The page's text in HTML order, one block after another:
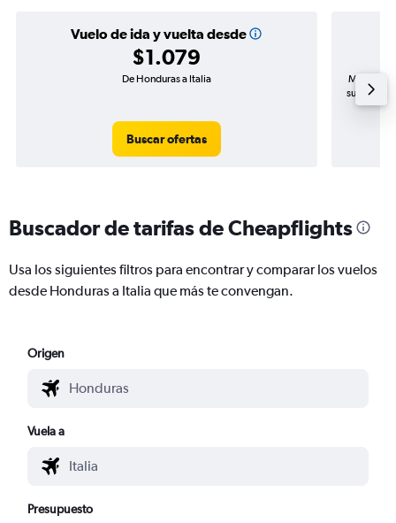
Vuelo de ida y vuelta desde
$1.079
De Honduras a Italia
Buscar ofertas
Mayor
subida de
Buscador de tarifas de Cheapflights
Usa los siguientes filtros para encontrar y comparar los vuelos
desde Honduras a Italia que más te convengan.
Origen
Vuela a
Presupuesto